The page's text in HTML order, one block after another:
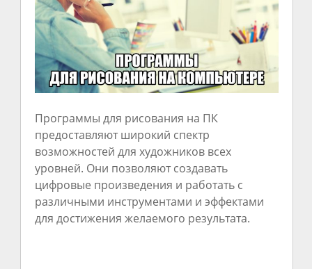
Программы для рисования на ПК
предоставляют широкий спектр
возможностей для художников всех
уровней. Они позволяют создавать
цифровые произведения и работать с
различными инструментами и эффектами
для достижения желаемого результата.